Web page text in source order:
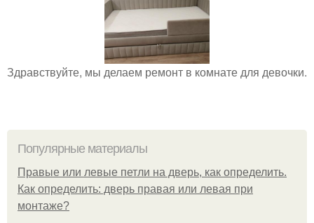
Здравствуйте, мы делаем ремонт в комнате для девочки.
Популярные материалы
Правые или левые петли на дверь, как определить.
Как определить: дверь правая или левая при
монтаже?